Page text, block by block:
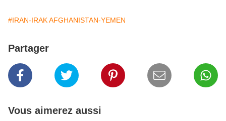
#IRAN-IRAK AFGHANISTAN-YEMEN
Partager
Vous aimerez aussi